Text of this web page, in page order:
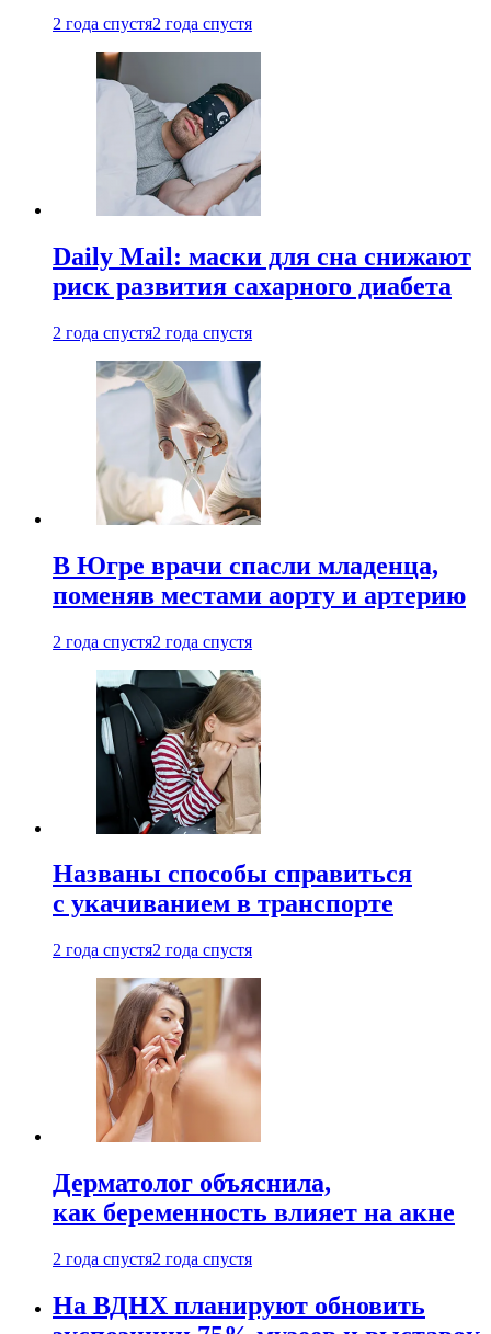
2 года спустя2 года спустя
Daily Mail: маски для сна снижают
риск развития сахарного диабета
2 года спустя2 года спустя
В Югре врачи спасли младенца,
поменяв местами аорту и артерию
2 года спустя2 года спустя
Названы способы справиться
с укачиванием в транспорте
2 года спустя2 года спустя
Дерматолог объяснила,
как беременность влияет на акне
2 года спустя2 года спустя
На ВДНХ планируют обновить